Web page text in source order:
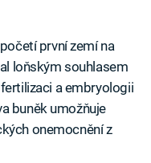
první zemí na
loňským souhlasem
a embryologii
buněk umožňuje
onemocnění z